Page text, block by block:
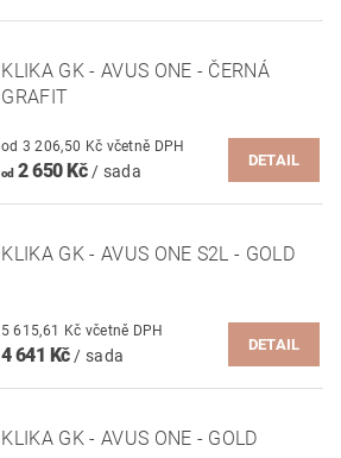
KLIKA GK - AVUS ONE - ČERNÁ
GRAFIT
od 3 206,50 Kč včetně DPH
od2 650 Kč/ sada
DETAIL
KLIKA GK - AVUS ONE S2L - GOLD
5 615,61 Kč včetně DPH
4 641 Kč/ sada
DETAIL
KLIKA GK - AVUS ONE - GOLD